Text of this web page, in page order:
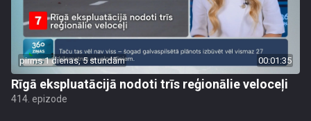
pirms 1 dienas, 5 stundām 00:01:35
Rīgā ekspluatācijā nodoti trīs reģionālie veloceļi
414. epizode